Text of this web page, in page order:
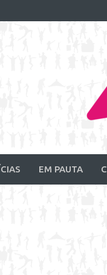
EM PAUTA